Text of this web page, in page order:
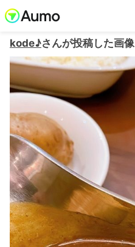
kode♪さんが投稿した画像